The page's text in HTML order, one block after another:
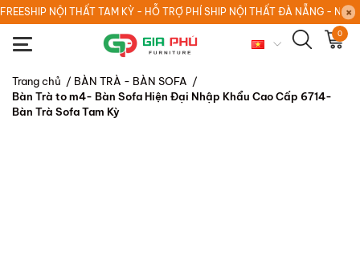
FREESHIP NỘI THẤT TAM KỲ - HỖ TRỢ PHÍ SHIP NỘI THẤT ĐÀ NẴNG - NỘI
0
Trang chủ / BÀN TRÀ - BÀN SOFA /
Bàn Trà to m4- Bàn Sofa Hiện Đại Nhập Khẩu Cao Cấp 6714-
Bàn Trà Sofa Tam Kỳ